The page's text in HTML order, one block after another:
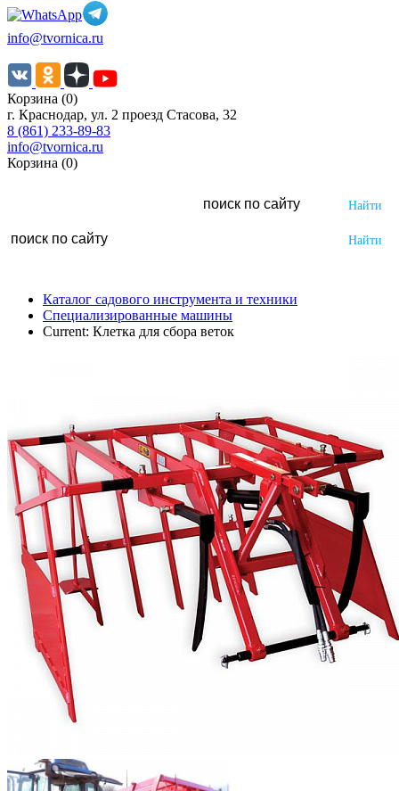
info@tvornica.ru
Корзина (0)
г. Краснодар, ул. 2 проезд Стасова, 32
8 (861) 233-89-83
info@tvornica.ru
Корзина (0)
Каталог садового инструмента и техники
Специализированные машины
Current: Клетка для сбора веток